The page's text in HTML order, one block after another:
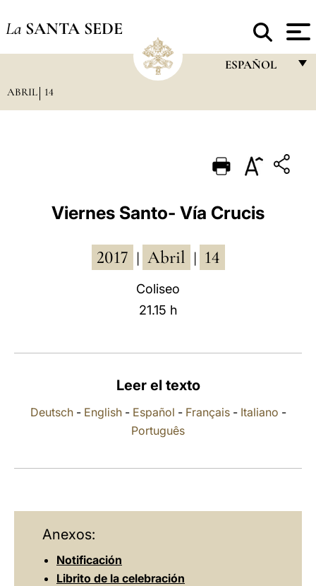
La SANTA SEDE
ESPAÑOL
PORTUGUÊS
ESPAÑOL
ABRIL 14
Viernes Santo- Vía Crucis
2017 Abril 14
Coliseo
21.15 h
Leer el texto
Deutsch- English- Español - Français- Italiano -
Português
Anexos:
Notificación
Librito de la celebración